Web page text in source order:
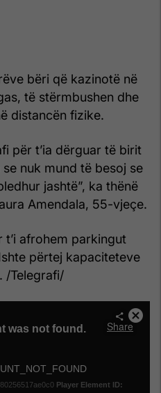
bëri që kazinotë në
të stërmbushen dhe
distancën fizike.
për t’ia dërguar të birit
nuk mund të besoj se
jashtë”, ka thënë
Amendala, 55-vjeçe.
t’i afrohem parkingut
përtej kapaciteteve
/Telegrafi/